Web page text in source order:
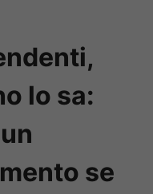
lo sa:
se